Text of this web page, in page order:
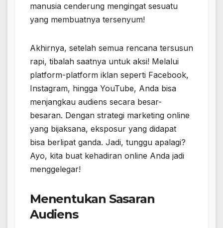
manusia cenderung mengingat sesuatu
yang membuatnya tersenyum!
Akhirnya, setelah semua rencana tersusun
rapi, tibalah saatnya untuk aksi! Melalui
platform-platform iklan seperti Facebook,
Instagram, hingga YouTube, Anda bisa
menjangkau audiens secara besar-
besaran. Dengan strategi marketing online
yang bijaksana, eksposur yang didapat
bisa berlipat ganda. Jadi, tunggu apalagi?
Ayo, kita buat kehadiran online Anda jadi
menggelegar!
Menentukan Sasaran
Audiens